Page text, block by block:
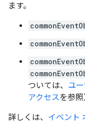
ます。
ついては、 ユ
アクセスを参照
詳しくは、 イベント